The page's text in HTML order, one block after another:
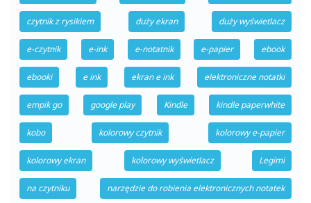
czytnik z rysikiem duży ekran duży wyświetlacz
e-czytnik e-ink e-notatnik e-papier ebook
ebooki e ink ekran e ink elektroniczne notatki
empik go google play Kindle kindle paperwhite
kobo kolorowy czytnik kolorowy e-papier
kolorowy ekran kolorowy wyświetlacz Legimi
na czytniku narzędzie do robienia elektronicznych notatek